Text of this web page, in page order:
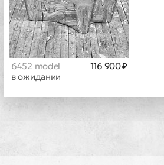
6452 model
в ожидании
116 900 ₽